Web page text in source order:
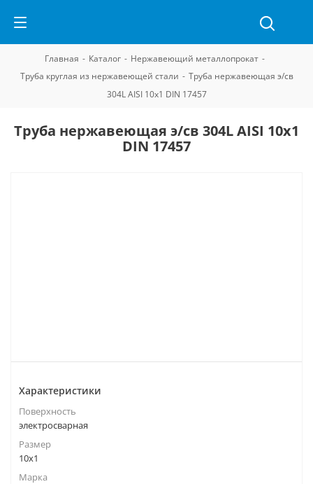
Главная - Каталог - Нержавеющий металлопрокат -
Труба круглая из нержавеющей стали - Труба нержавеющая э/св
304L AISI 10х1 DIN 17457
Труба нержавеющая э/св 304L AISI 10х1
DIN 17457
Характеристики
Поверхность
электросварная
Размер
10х1
Марка